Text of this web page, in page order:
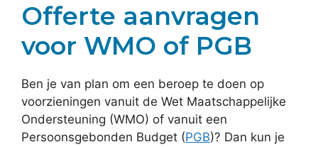
Offerte aanvragen
voor WMO of PGB
Ben je van plan om een beroep te doen op
voorzieningen vanuit de Wet Maatschappelijke
Ondersteuning (WMO) of vanuit een
Persoonsgebonden Budget (PGB)? Dan kun je